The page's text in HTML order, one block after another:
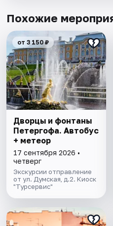
Похожие
от 3 150 ₽
Дворцы и фонтаны
Петергофа. Автобус
+ метеор
17 сентября 2026 •
четверг
Экскурсии отправление
от ул. Думская, д.2. Киоск
"Турсервис"